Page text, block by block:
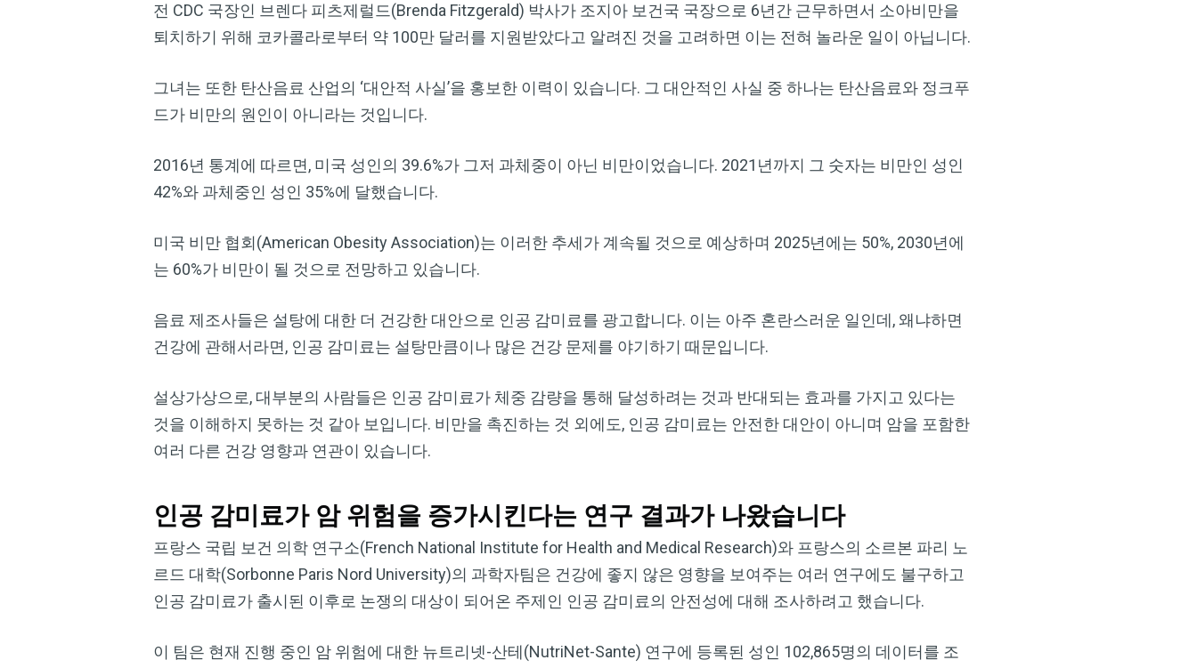
전 CDC 국장인 브렌다 피츠제럴드(Brenda Fitzgerald) 박사가 조지아 보건국 국장으로 6년간 근무하면서 소아비만을
퇴치하기 위해 코카콜라로부터 약 100만 달러를 지원받았다고 알려진 것을 고려하면 이는 전혀 놀라운 일이 아닙니다.
그녀는 또한 탄산음료 산업의 ‘대안적 사실’을 홍보한 이력이 있습니다. 그 대안적인 사실 중 하나는 탄산음료와 정크푸
드가 비만의 원인이 아니라는 것입니다.
2016년 통계에 따르면, 미국 성인의 39.6%가 그저 과체중이 아닌 비만이었습니다. 2021년까지 그 숫자는 비만인 성인
42%와 과체중인 성인 35%에 달했습니다.
미국 비만 협회(American Obesity Association)는 이러한 추세가 계속될 것으로 예상하며 2025년에는 50%, 2030년에
는 60%가 비만이 될 것으로 전망하고 있습니다.
음료 제조사들은 설탕에 대한 더 건강한 대안으로 인공 감미료를 광고합니다. 이는 아주 혼란스러운 일인데, 왜냐하면
건강에 관해서라면, 인공 감미료는 설탕만큼이나 많은 건강 문제를 야기하기 때문입니다.
설상가상으로, 대부분의 사람들은 인공 감미료가 체중 감량을 통해 달성하려는 것과 반대되는 효과를 가지고 있다는
것을 이해하지 못하는 것 같아 보입니다. 비만을 촉진하는 것 외에도, 인공 감미료는 안전한 대안이 아니며 암을 포함한
여러 다른 건강 영향과 연관이 있습니다.
인공 감미료가 암 위험을 증가시킨다는 연구 결과가 나왔습니다
프랑스 국립 보건 의학 연구소(French National Institute for Health and Medical Research)와 프랑스의 소르본 파리 노
르드 대학(Sorbonne Paris Nord University)의 과학자팀은 건강에 좋지 않은 영향을 보여주는 여러 연구에도 불구하고
인공 감미료가 출시된 이후로 논쟁의 대상이 되어온 주제인 인공 감미료의 안전성에 대해 조사하려고 했습니다.
이 팀은 현재 진행 중인 암 위험에 대한 뉴트리넷-산테(NutriNet-Sante) 연구에 등록된 성인 102,865명의 데이터를 조
Dr. Mercola의 자연 건강 뉴스레터를 무
검열이나 전자정보 감시 없는 제대로 된 자연 건강 정보를 자유
롭게 확인하실 수 있습니다. Dr. Mercola와 함께 개인정보와 표
지금 구독하기